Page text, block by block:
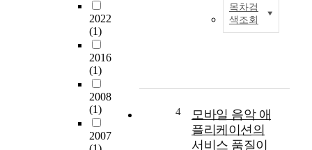
2022
(1)
2016
(1)
2008
(1)
2007
목차검
색조회
4
모바일 음악 애
플리케이션의
서비스 품질이